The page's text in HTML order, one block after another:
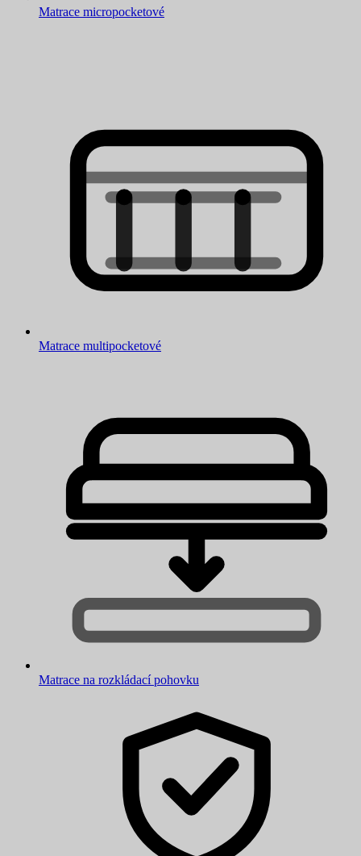
Matrace micropocketové
Matrace multipocketové
Matrace na rozkládací pohovku